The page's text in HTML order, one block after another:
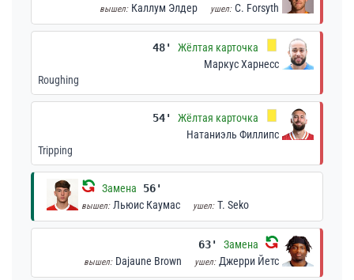
вышел: Каллум Элдер ушел: C. Forsyth
48'
Жёлтая карточка
Маркус Харнесс
Roughing
54'
Жёлтая карточка
Натаниэль Филлипс
Tripping
Замена 56'
вышел: Льюис Каумас ушел: T. Seko
63' Замена
вышел: Dajaune Brown ушел: Джерри Йетс